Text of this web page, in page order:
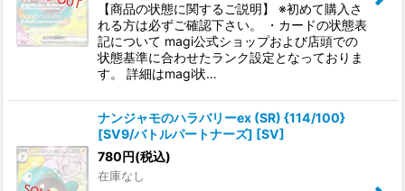
【商品の状態に関するご説明】 ※初めて購入さ
れる方は必ずご確認下さい。 ・カードの状態表
記について magi公式ショップおよび店頭での
状態基準に合わせたランク設定となっておりま
す。 詳細はmagi状…
ナンジャモのハラバリーex (SR) {114/100}
[SV9/バトルパートナーズ] [SV]
780円(税込)
在庫なし